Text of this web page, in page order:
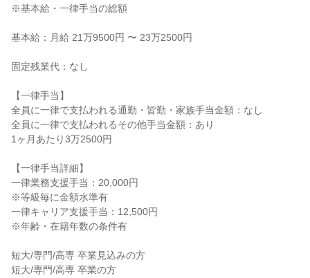
※基本給・一律手当の総額
基本給：月給 21万9500円 〜 23万2500円
固定残業代：なし
【一律手当】
全員に一律で支払われる通勤・皆勤・家族手当金額：なし
全員に一律で支払われるその他手当金額：あり
1ヶ月あたり3万2500円
【一律手当詳細】
一律業務支援手当：20,000円
※等級毎に金額水準有
一律キャリア支援手当：12,500円
※年齢・在籍年数の条件有
短大/専門/高専 卒業見込みの方
短大/専門/高専 卒業の方